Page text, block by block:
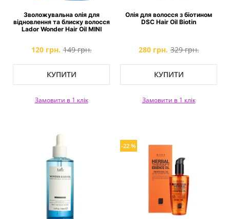
Зволожувальна олія для
відновлення та блиску волосся
Lador Wonder Hair Oil MINI
120 грн. 149 грн.
КУПИТИ
Замовити в 1 клік
Олія для волосся з біотином
DSC Hair Oil Biotin
280 грн. 329 грн.
КУПИТИ
Замовити в 1 клік
-22 %